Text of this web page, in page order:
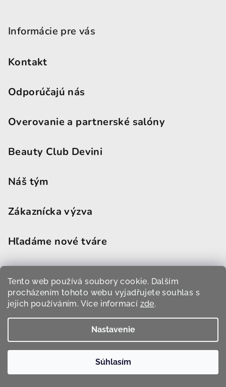
Tento web používá soubory cookie. Dalším
procházením tohoto webu vyjadřujete souhlas s
jejich používáním. Více informací zde.
Nastavenie
Súhlasím
Informácie pre vás
Kontakt
Odporúčajú nás
Overovanie a partnerské salóny
Beauty Club Devini
Náš tým
Zákaznícka výzva
Hľadáme nové tváre
Informácie o objednávke
Obchodné podmienky
Zásady ochrany osobných údajov